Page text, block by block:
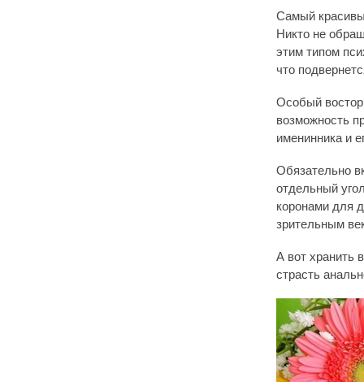
Самый
Никто не
этим типом
что
Особый
возможность
именинника и
Обязательно
отдельный
коронами для
зрительным
А вот хранить
страсть